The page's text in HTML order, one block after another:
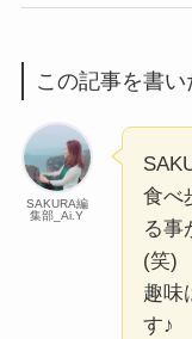
この記事を書い
SAKURA編
集部_Ai.Y
食べ
る事
(笑)
趣味
す♪